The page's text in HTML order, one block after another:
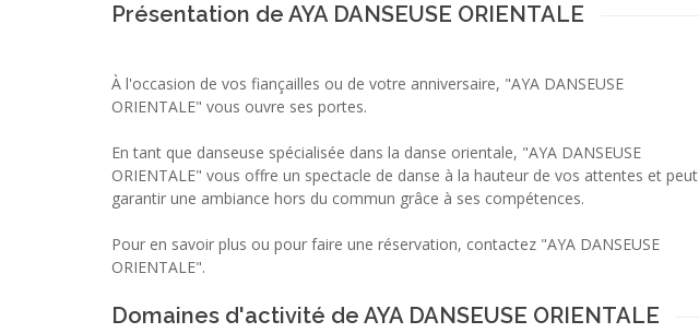
Présentation de AYA DANSEUSE ORIENTALE
À l'occasion de vos fiançailles ou de votre anniversaire, "AYA DANSEUSE
ORIENTALE" vous ouvre ses portes.
En tant que danseuse spécialisée dans la danse orientale, "AYA DANSEUSE
ORIENTALE" vous offre un spectacle de danse à la hauteur de vos attentes et peut
garantir une ambiance hors du commun grâce à ses compétences.
Pour en savoir plus ou pour faire une réservation, contactez "AYA DANSEUSE
ORIENTALE".
Domaines d'activité de AYA DANSEUSE ORIENTALE